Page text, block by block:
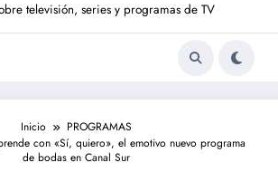
televisión, series y programas de TV
Inicio
PROGRAMAS
con «Sí, quiero», el emotivo nuevo programa
de bodas en Canal Sur